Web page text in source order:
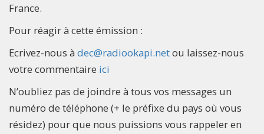
France.
Pour réagir à cette émission :
Ecrivez-nous à dec@radiookapi.netou laissez-nous
votre commentaire ici
N’oubliez pas de joindre à tous vos messages un
numéro de téléphone (+ le préfixe du pays où vous
résidez) pour que nous puissions vous rappeler en